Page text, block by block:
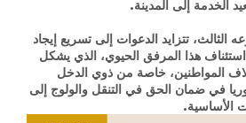
الخدمة إلى المدينة.
تتزايد الدعوات إلى تسريع إيجاد
هذا المرفق الحيوي، الذي يشكل
المواطنين، خاصة من ذوي الدخل
في ضمان الحق في التنقل والولوج إلى
الأساسية.